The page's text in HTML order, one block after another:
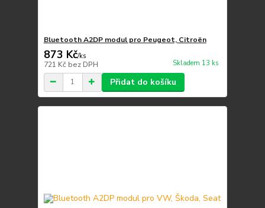
Bluetooth A2DP modul pro Peugeot, Citroën
873 Kč/ks
721 Kč bez DPH Skladem 13 ks
Přidat do košíku